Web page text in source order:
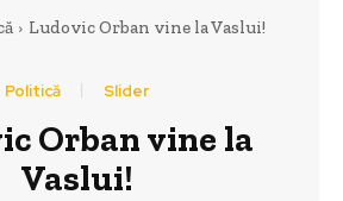
Ludovic Orban vine la Vaslui!
Politică Slider
Orban vine la
Vaslui!